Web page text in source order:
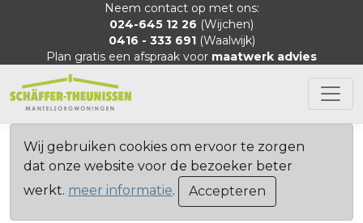
Neem contact op met ons:
024-645 12 26 (Wijchen)
0416 - 333 691(Waalwijk)
Plan gratis een afspraak voor maatwerk advies
Wij gebruiken cookies om ervoor te zorgen
dat onze website voor de bezoeker beter
werkt. meer informatie. Accepteren